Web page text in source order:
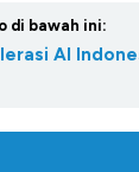
di bawah ini:
AI